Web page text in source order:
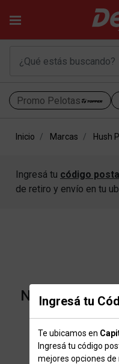
Promo Pelotas
Ingresá tu
Te ubicamos en
Ingresá tu código
mejores opciones de
Inicio Marcas Hush
Ingresá tu código
de retiro y envío en tu
No
categoría